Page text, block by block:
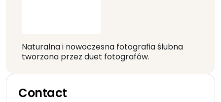
Naturalna i nowoczesna fotografia ślubna
tworzona przez duet fotografów.
Contact